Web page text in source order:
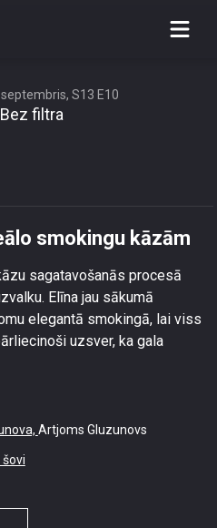
ideālo smokingu
S13 E10
filtra
smokingu kāzām
sagatavošanās procesā
Elīna jau sākumā
elegantā smokingā, lai viss
uzsver, ka gala
Artjoms Gluzunovs